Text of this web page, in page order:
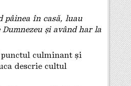
în casă, luau
și având har la
culminant și
descrie cultul